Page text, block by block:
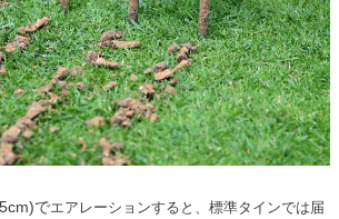
でエアレーションすると、標準タインでは届